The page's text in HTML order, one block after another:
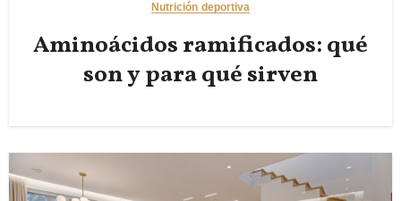
Nutrición deportiva
Aminoácidos ramificados: qué
son y para qué sirven